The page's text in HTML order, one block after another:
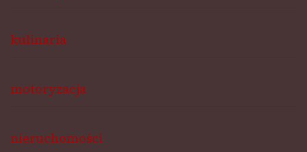
kulinaria
motoryzacja
nieruchomości